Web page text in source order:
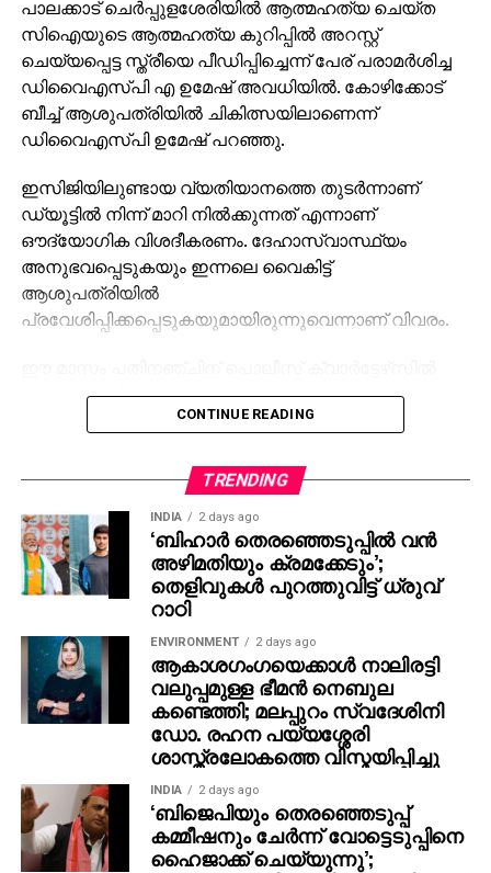
ചെയ്യപ്പെട്ട സ്ത്രീയെ പീഡിപ്പിച്ചെന്ന് പേര് പരാമര്‍ശിച്ച
ഡിവൈഎസ്പി എ ഉമേഷ് അവധിയില്‍. കോഴിക്കോട്
ബീച്ച് ആശുപത്രിയില്‍ ചികിത്സയിലാണെന്ന്
ഡിവൈഎസ്പി ഉമേഷ് പറഞ്ഞു.
ഇസിജിയിലുണ്ടായ വ്യതിയാനത്തെ തുടര്‍ന്നാണ്
ഔദ്യോഗിക വിശദീകരണം. ദേഹാസ്വാസ്ഥ്യം
അനുഭവപ്പെടുകയും ഇന്നലെ വൈകിട്ട്
ആശുപത്രിയില്‍
പ്രവേശിപ്പിക്കപ്പെടുകയുമായിരുന്നുവെന്നാണ് വിവരം.
ഈ മാസം പതിനഞ്ചിന് പൊലീസ് ക്വാര്‍ട്ടേഴ്‌സില്‍
അനാശാസ്യത്തിന് അറസ്റ്റ് ചെയ്യപ്പെട്ട സ്ത്രീയെ
പലവട്ടം ഡിവൈഎസ്പി പീഡിപ്പിച്ചെന്നാണ് പറയുന്നത്.
വിഷയത്തില്‍ പാലക്കാട് എസ്പി അജിത് കുമാര്‍
സംസ്ഥാന പൊലീസ് മേധാവിക്ക് കൈമാറിയ
റിപ്പോര്‍ട്ടിലാണ് മൊഴി വിവരങ്ങള്‍ ഉള്ളത്.
2014ല്‍ പാലക്കാട് സര്‍വീസില്‍ ഇരിക്കേ അനാശാസ്യ
പ്രവര്‍ത്തനത്തിന് പിടിയിലായ സ്ത്രീയെ വീട്ടിലെത്തിച്ച്
ഉമേഷ് പീഡിപ്പിച്ചെന്നും കേസ് ഒതുക്കാമെന്ന് ഉറപ്പു
നല്‍കിയെന്നും കുറിപ്പിലുണ്ട്. ഇത് യുവതി
സമ്മതിച്ചതായാണ് വിവരം. നിലവില്‍ സംസ്ഥാന
പൊലീസ് മേധാവിക്ക് നല്‍കിയ റിപ്പോര്‍ട്ടില്‍
ഡിവൈഎസ്പി ഉമേഷിനെതിരെ പീഡനത്തിന്
കേസെടുക്കണമെന്ന് ഉണ്ടെന്നാണ് സൂചന.
TRENDING
2 days ago
‘ബിഹാർ തെരഞ്ഞെടുപ്പിൽ വൻ
അഴിമതിയും ക്രമക്കേടും’;
തെളിവുകൾ പുറത്തുവിട്ട് ധ്രുവ്
റാഠി
ENVIRONMENT 2 days ago
ആകാശഗംഗയെക്കാള്‍ നാലിരട്ടി
വലുപ്പമുള്ള ഭീമന്‍ നെബുല
കണ്ടെത്തി; മലപ്പുറം സ്വദേശിനി
ഡോ. രഹന പയ്യശ്ശേരി
ശാസ്ത്രലോകത്തെ വിസ്മയിപ്പിച്ചു
INDIA 2 days ago
‘ബിജെപിയും തെരഞ്ഞെടുപ്പ്
കമ്മീഷനും ചേർന്ന് വോട്ടെടുപ്പിനെ
ഹൈജാക്ക് ചെയ്യുന്നു’;
എസ്ഐആറിനെതിരെ അഖിലേഷ്
യാദവ്